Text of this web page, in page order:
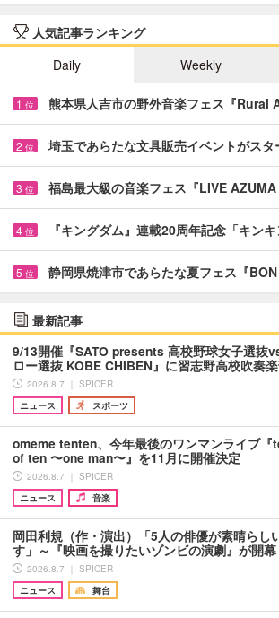
人気記事ランキング
Daily
Weekly
1 位 熊本県人吉市の野外音楽フェス『
2 位 埼玉であらたな文具販売イベントがス
3 位 福島最大級の音楽フェス『LIVE
4 位 『キングダム』連載20周年記念「キン
5 位 静岡県焼津市であらたな夏フェス『
最新記事
9/13開催『SATO presents 高校野球女子選抜
ロー選抜 KOBE CHIBEN』に習志野高校吹奏
2026.8.7 ｜ SPICER
ニュース
スポーツ
omeme tenten、今年最後のワンマンライブ『
of ten 〜one man〜』を11月に開催決定
2026.8.7 ｜ SPICER
ニュース
音楽
岡田利規（作・演出）「5人の俳優が素晴らし
す」～『映画を撮りたいゾンビの演劇』が開
2026.8.7 ｜ SPICER
ニュース
舞台